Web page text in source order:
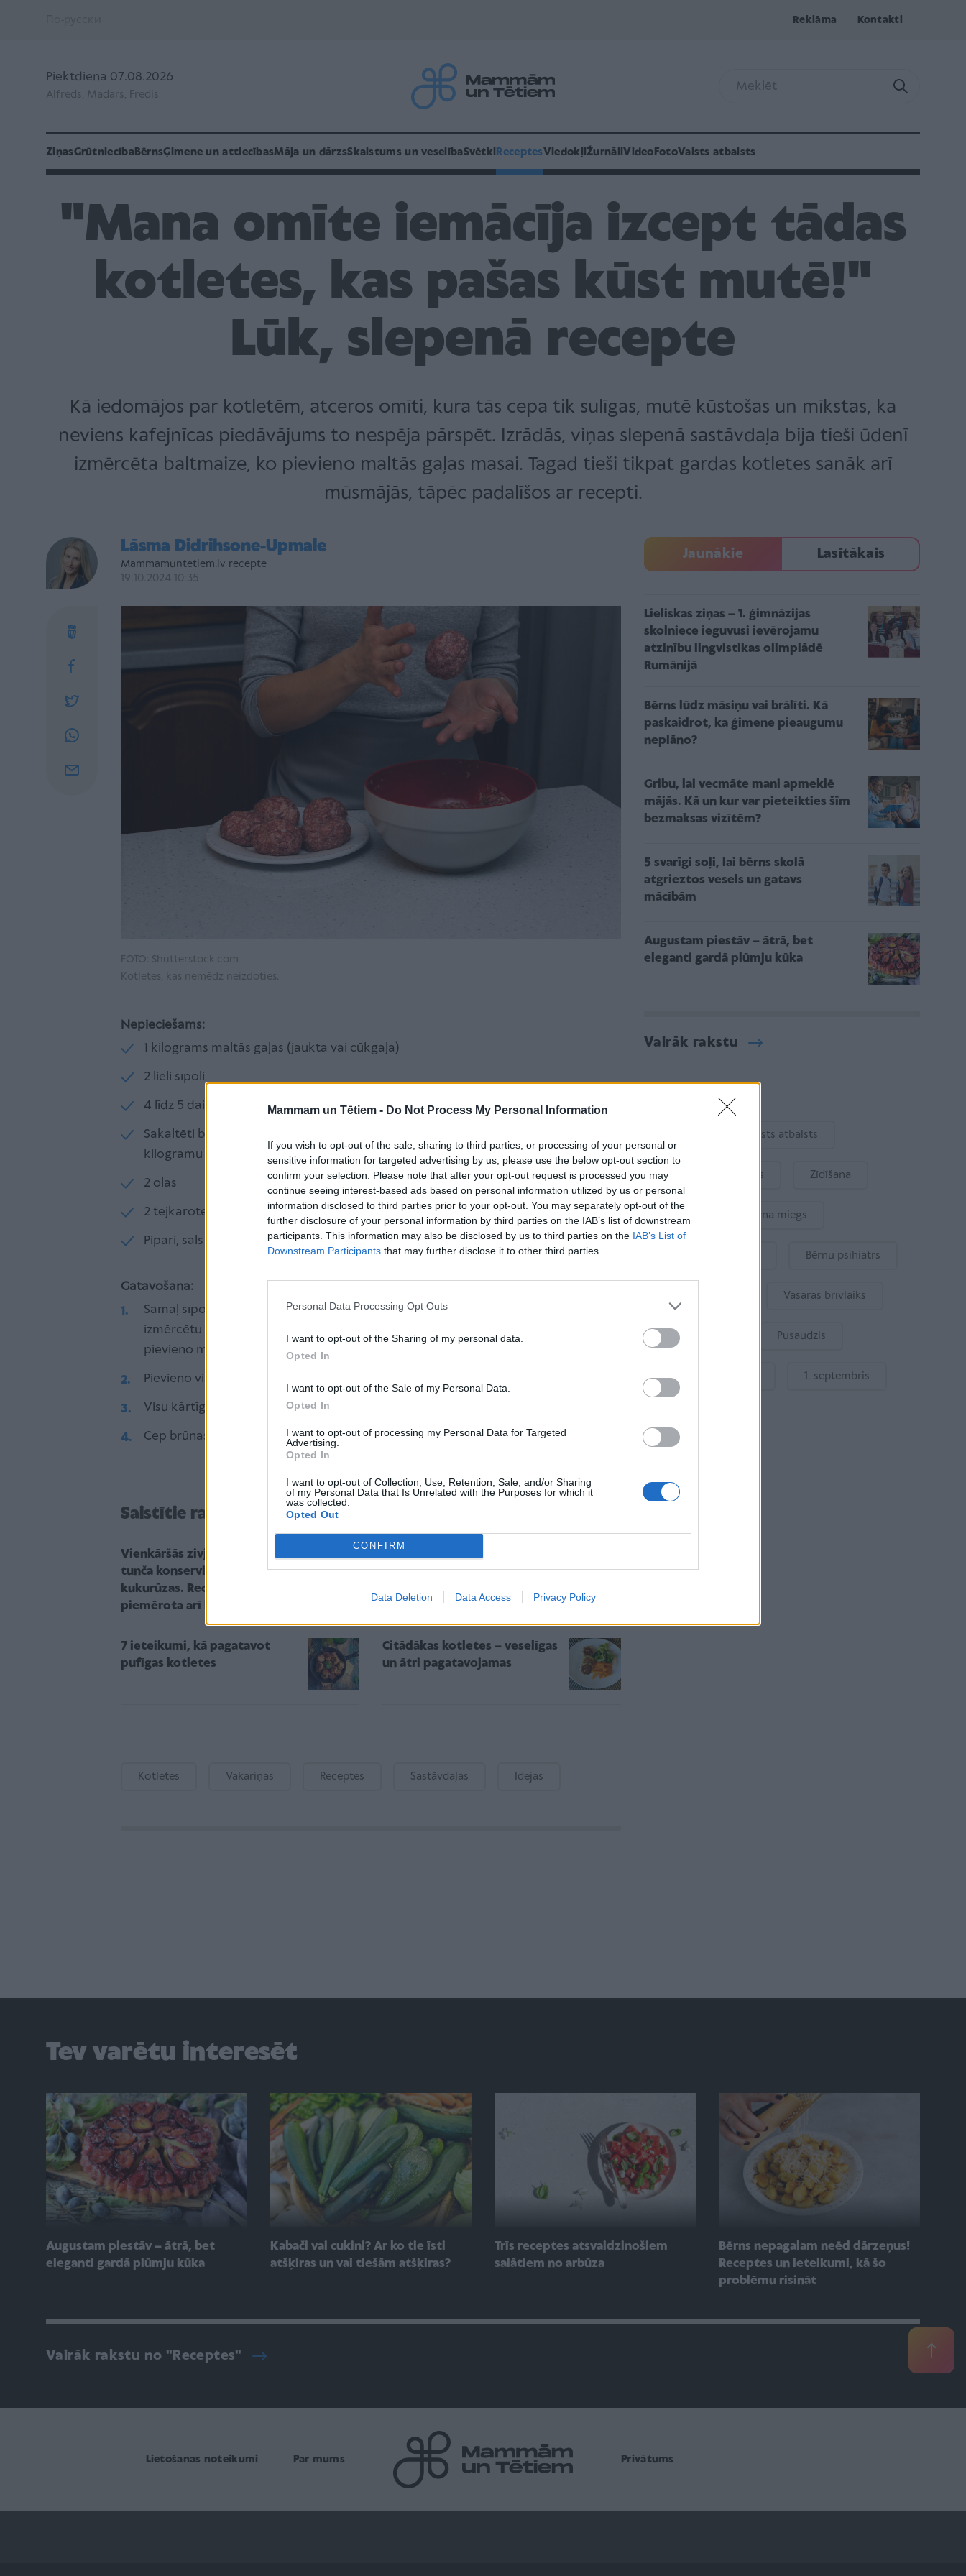
Mammam un Tētiem - Do Not Process My Personal Information
If you wish to opt-out of the sale, sharing to third parties, or processing of your personal or
sensitive information for targeted advertising by us, please use the below opt-out section to
confirm your selection. Please note that after your opt-out request is processed you may
continue seeing interest-based ads based on personal information utilized by us or personal
information disclosed to third parties prior to your opt-out. You may separately opt-out of the
further disclosure of your personal information by third parties on the IAB’s list of downstream
participants. This information may also be disclosed by us to third parties on the IAB’s List of
Downstream Participants that may further disclose it to other third parties.
Personal Data Processing Opt Outs
I want to opt-out of the Sharing of my personal data.
Opted In
I want to opt-out of the Sale of my Personal Data.
Opted In
I want to opt-out of processing my Personal Data for Targeted
Advertising.
Opted In
I want to opt-out of Collection, Use, Retention, Sale, and/or Sharing
of my Personal Data that Is Unrelated with the Purposes for which it
was collected.
Opted Out
CONFIRM
Data Deletion Data Access Privacy Policy
Reklāma Kontakti
Piektdiena 07.08.2026
Alfrēds, Madars, Fredis
ZiņasGrūtniecībaBērnsĢimene un attiecībasMāja un dārzsSkaistums un veselībaSvētki ReceptesViedokļiŽurnāliVideo FotoValsts atbalsts
"Mana omīte iemācīja izcept tādas
kotletes, kas pašas kūst mutē!"
Lūk, slepenā recepte
Kā iedomājos par kotletēm, atceros omīti, kura tās cepa tik sulīgas, mutē kūstošas un mīkstas, ka
neviens kafejnīcas piedāvājums to nespēja pārspēt. Izrādās, viņas slepenā sastāvdaļa bija tieši ūdenī
izmērcēta baltmaize, ko pievieno maltās gaļas masai. Tagad tieši tikpat gardas kotletes sanāk arī
mūsmājās, tāpēc padalīšos ar recepti.
Lāsma Didrihsone-Upmale
Mammamuntetiem.lv recepte
19.10.2024 10:35
FOTO: Shutterstock.com
Kotletes, kas nemēdz neizdoties.
Nepieciešams:
1 kilograms maltās gaļas (jaukta vai cūkgaļa)
2 lieli sīpoli
4 līdz 5 daiviņas ķiploki
Sakaltēti baltmaizes gabaliņi (var izmantot arī rīvmaizi): trīs līdz četri gabaliņi uz 1
kilogramu gaļas
2 olas
2 tējkarotes maltās gaļas garšvielas
Pipari, sāls pēc garšas
Līdzīgi raksti
Ja esi žurnālu abonents, tad ņem
(līdz 57 %)
Gatavošana:
Samaļ sīpolus, ķiplokus, ūdenī
izmērcētu baltmaizi un
pievieno malto gaļu
Pievieno visas garšvielas un 2 olas
Visu kārtīgi samīca (svarīgi “izsist gaisu” no masas)
Cep brūnas un sulīgas kotletītes
Saistītie raksti
Vienkāršās zivju kotletes – no
tunča konserviem un
kukurūzas. Recepte
piemērota arī bērniem!
Pufīgas, ar kraukšķīgu
garoziņu un liesas jeb Airfryer
karstā gaisa fritierī gatavotās
7 ieteikumi, kā pagatavot
pufīgas kotletes
Citādākas kotletes – veselīgas
un ātri pagatavojamas
Kotletes Vakariņas Receptes Sastāvdaļas Idejas
Jaunākie Lasītākais
Lieliskas ziņas – 1. ģimnāzijas
skolniece ieguvusi ievērojamu
atzinību lingvistikas olimpiādē
Rumānijā
Bērns lūdz māsiņu vai brālīti. Kā
paskaidrot, ka ģimene pieaugumu
neplāno?
Gribu, lai vecmāte mani apmeklē
mājās. Kā un kur var pieteikties šīm
bezmaksas vizītēm?
5 svarīgi soļi, lai bērns skolā
atgrieztos vesels un gatavs
mācībām
Augustam piestāv – ātrā, bet
eleganti gardā plūmju kūka
Vairāk rakstu
Valsts atbalsts
Kur šodien atpūsties Zīdīšana
Drošība Bērna miegs
Bērnu psihiatrs
Vasaras brīvlaiks
Bērnu drošība Pusaudzis
Gatavošanās skolai 1. septembris
Tev varētu interesēt
Augustam piestāv – ātrā, bet
eleganti gardā plūmju kūka
Kabači vai cukini? Ar ko tie īsti
atšķiras un vai tiešām atšķiras?
Trīs receptes atsvaidzinošiem
salātiem no arbūza
Bērns nepagalam neēd dārzeņus!
Receptes un ieteikumi, kā šo
problēmu risināt
Vairāk rakstu no "Receptes"
Lietošanas noteikumi Par mums Privātums